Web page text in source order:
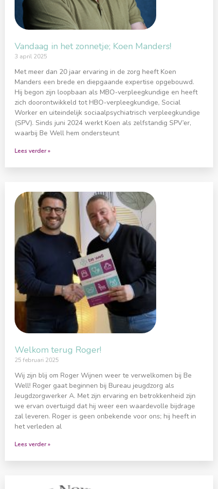
Vandaag in het zonnetje; Koen Manders!
3 april 2025
Met meer dan 20 jaar ervaring in de zorg heeft Koen
Manders een brede en diepgaande expertise opgebouwd.
Hij begon zijn loopbaan als MBO-verpleegkundige en heeft
zich doorontwikkeld tot HBO-verpleegkundige, Social
Worker en uiteindelijk sociaalpsychiatrisch verpleegkundige
(SPV). Sinds juni 2024 werkt Koen als zelfstandig SPV’er,
waarbij Be Well hem ondersteunt
Lees verder »
Welkom terug Roger!
25 februari 2025
Wij zijn blij om Roger Wijnen weer te verwelkomen bij Be
Well! Roger gaat beginnen bij Bureau jeugdzorg als
Jeugdzorgwerker A. Met zijn ervaring en betrokkenheid zijn
we ervan overtuigd dat hij weer een waardevolle bijdrage
zal leveren. Roger is geen onbekende voor ons; hij heeft in
het verleden al
Lees verder »